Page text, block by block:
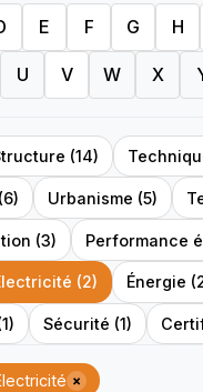
E F G H
U V W X
(14)
Urbanisme (5)
(3) Performance
(2) Énergie
Sécurité (1)
×